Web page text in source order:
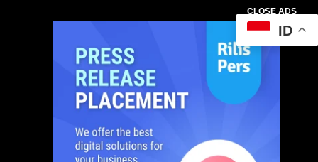
CLOSE ADS
ID